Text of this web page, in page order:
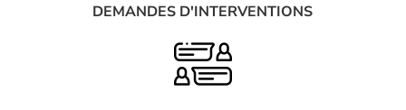
DEMANDES D'INTERVENTIONS